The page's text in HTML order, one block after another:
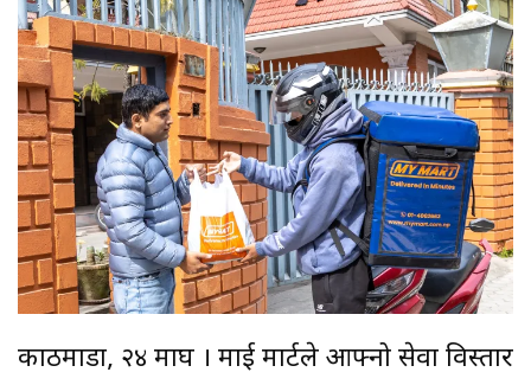
काठमाडौँ, २४ माघ । माई मार्टले आफ्नो सेवा विस्तार